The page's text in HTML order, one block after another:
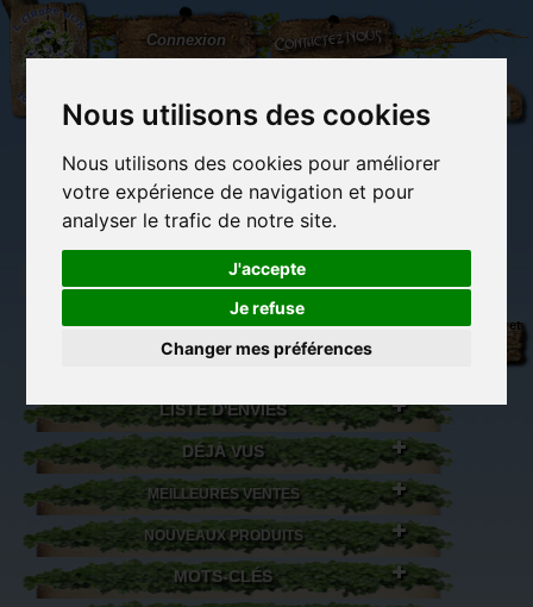
Nous utilisons des cookies
Nous utilisons des cookies pour améliorer
votre expérience de navigation et pour
analyser le trafic de notre site.
J'accepte
Je refuse
Changer mes préférences
L'Arbre
aux
100.000
Connexion Contactez-nous
(vide)
Librairie des
Carterie
originale
Activités
détente et jeux
Objets déco et
LISTE D'ENVIES
DÉJÀ VUS
MEILLEURES VENTES
NOUVEAUX PRODUITS
MOTS-CLÉS